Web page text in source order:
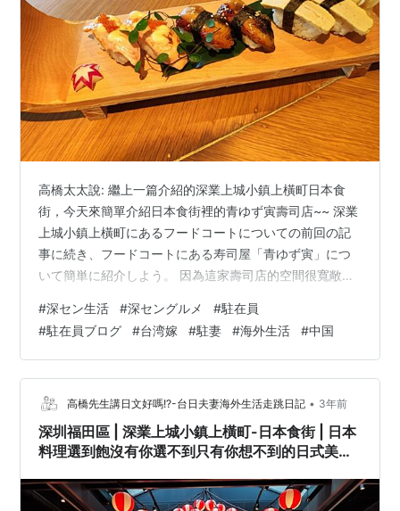
高橋太太說: 繼上一篇介紹的深業上城小鎮上橫町日本食
街，今天來簡單介紹日本食街裡的青ゆず寅壽司店~~ 深業
上城小鎮上橫町にあるフードコートについての前回の記
事に続き、フードコートにある寿司屋「青ゆず寅」につ
いて簡単に紹介しよう。 因為這家壽司店的空間很寬敞，
としているので、フードコートを見渡せばすぐに見つか
るだろう！ 吧檯的座位前面佈滿了日本酒瓶的裝飾 氛圍感
直接拉到最高! カウンター席の正面には日本酒の瓶が飾ら
れています 雰囲気がそのまま出ていますね！ 我覺得窗戶
的設計讓整體空間看起來更加明亮舒適 加上是離峰時間來
用餐，所以體驗感受上感覺…
#深セン生活 #深セングルメ #駐在員
#駐在員ブログ #台湾嫁 #駐妻 #海外生活 #中国
高橋先生講日文好嗎!?-台日夫妻海外生活走跳日記 • 3年前
深圳福田區 | 深業上城小鎮上橫町-日本食街 | 日本
料理選到飽沒有你選不到只有你想不到的日式美食